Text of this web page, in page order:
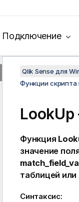
Подключение
Qlik Sense для
Функции
Функция
значение
таблицей
Синтаксис: